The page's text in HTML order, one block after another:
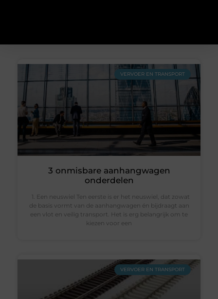
VERVOER EN TRANSPORT
3 onmisbare aanhangwagen
onderdelen
1. Een neuswiel Ten eerste is er het neuswiel, dat zowat
de basis vormt van de aanhangwagen én bijdraagt aan
een vlot en veilig transport. Het is erg belangrijk om te
kiezen voor een
VERVOER EN TRANSPORT